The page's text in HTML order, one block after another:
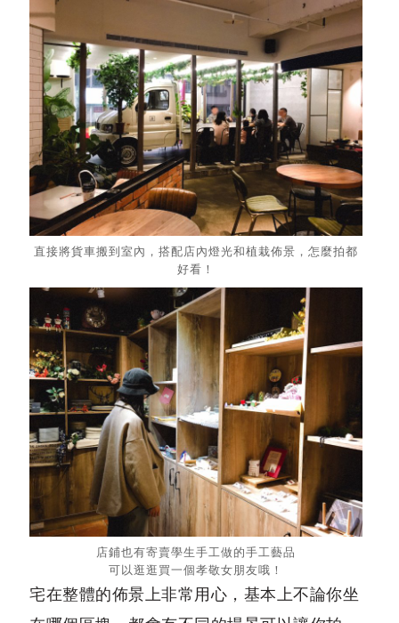
直接將貨車搬到室內，搭配店內燈光和植栽佈景，怎麼拍都
好看！
店鋪也有寄賣學生手工做的手工藝品
可以逛逛買一個孝敬女朋友哦！
宅在整體的佈景上非常用心，基本上不論你坐